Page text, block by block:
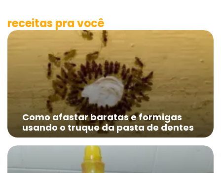
receitas pra você
Como afastar baratas e formigas
usando o truque da pasta de dentes